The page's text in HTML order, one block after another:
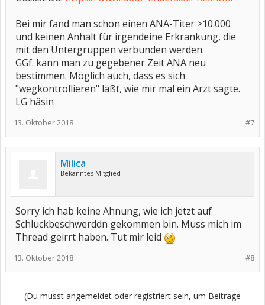
Bei mir fand man schon einen ANA-Titer >10.000
und keinen Anhalt für irgendeine Erkrankung, die
mit den Untergruppen verbunden werden.
GGf. kann man zu gegebener Zeit ANA neu
bestimmen. Möglich auch, dass es sich
"wegkontrollieren" läßt, wie mir mal ein Arzt sagte.
LG häsin
#7
13. Oktober 2018
Milica
Bekanntes Mitglied
Sorry ich hab keine Ahnung, wie ich jetzt auf
Schluckbeschwerddn gekommen bin. Muss mich im
Thread geirrt haben. Tut mir leid
#8
13. Oktober 2018
(Du musst angemeldet oder registriert sein, um Beiträge